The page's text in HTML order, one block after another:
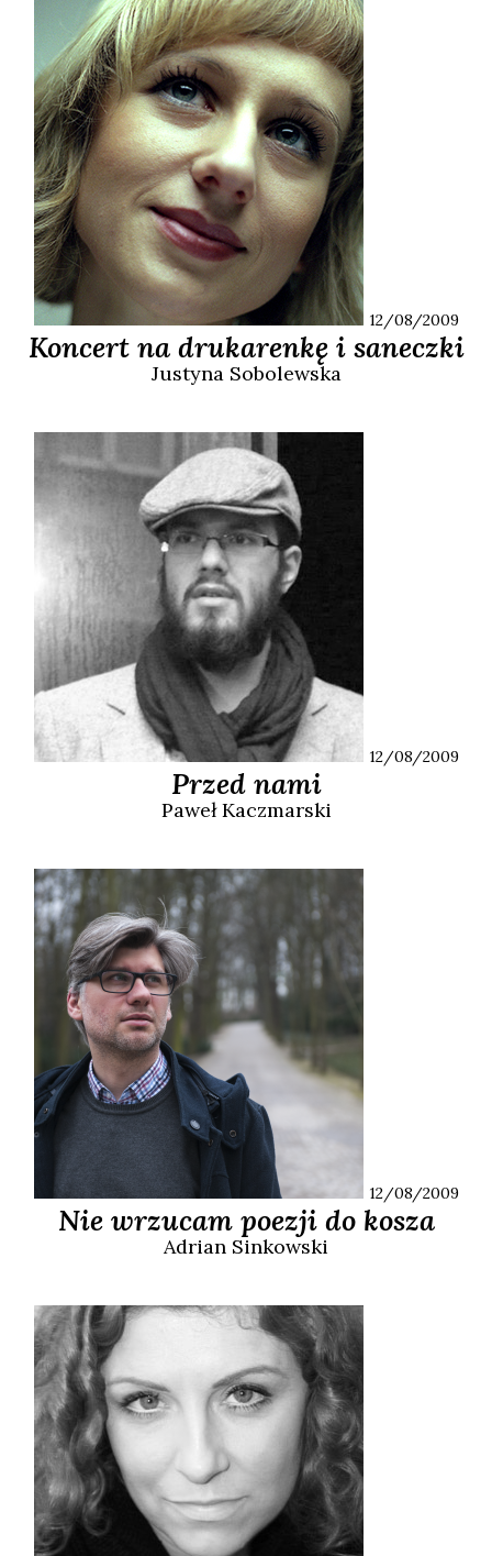
12/08/2009
Koncert na drukarenkę i saneczki
Justyna Sobolewska
12/08/2009
Przed nami
PawełKaczmarski
12/08/2009
Nie wrzucam poezji do kosza
Adrian Sinkowski